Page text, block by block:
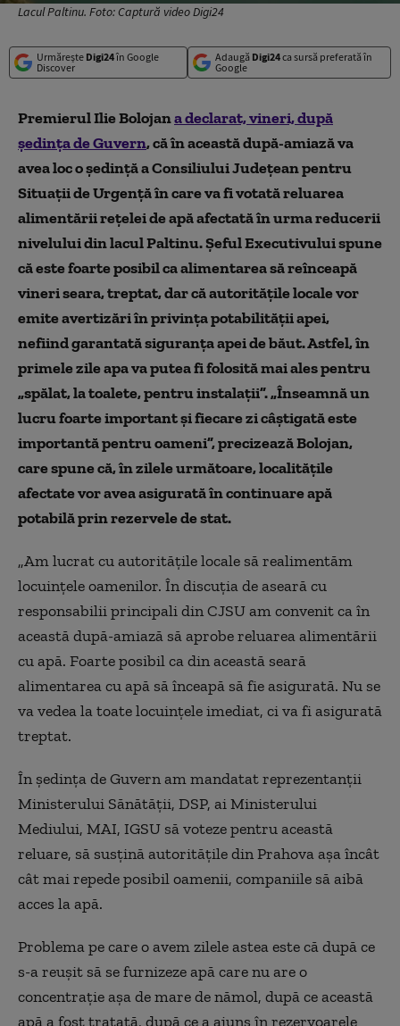
Lacul Paltinu. Foto: Captură video Digi24
Urmărește Digi24în Google
Discover
Adaugă Digi24ca sursă preferată în
Google
Premierul Ilie Bolojana declarat, vineri, după
ședința de Guvern, că în această după-amiază va
avea loc o ședință a Consiliului Județean pentru
Situații de Urgență în care va fi votată reluarea
alimentării rețelei de apă afectată în urma reducerii
nivelului din lacul Paltinu. Șeful Executivului spune
că este foarte posibil ca alimentarea să reînceapă
vineri seara, treptat, dar că autoritățile locale vor
emite avertizări în privința potabilității apei,
nefiind garantată siguranța apei de băut. Astfel, în
primele zile apa va putea fi folosită mai ales pentru
„spălat, la toalete, pentru instalații”. „Înseamnă un
lucru foarte important și fiecare zi câștigată este
importantă pentru oameni”, precizează Bolojan,
care spune că, în zilele următoare, localitățile
afectate vor avea asigurată în continuare apă
potabilă prin rezervele de stat.
„Am lucrat cu autoritățile locale să realimentăm
locuințele oamenilor. În discuția de aseară cu
responsabilii principali din CJSU am convenit ca în
această după-amiază să aprobe reluarea alimentării
cu apă. Foarte posibil ca din această seară
alimentarea cu apă să înceapă să fie asigurată. Nu se
va vedea la toate locuințele imediat, ci va fi asigurată
treptat.
În ședința de Guvern am mandatat reprezentanții
Ministerului Sănătății, DSP, ai Ministerului
Mediului, MAI, IGSU să voteze pentru această
reluare, să susțină autoritățile din Prahova așa încât
cât mai repede posibil oamenii, companiile să aibă
acces la apă.
Problema pe care o avem zilele astea este că după ce
s-a reușit să se furnizeze apă care nu are o
concentrație așa de mare de nămol, după ce această
apă a fost tratată, după ce a ajuns în rezervoarele